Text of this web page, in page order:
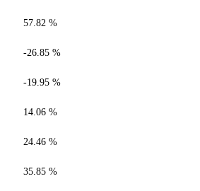
57.82 %
-26.85 %
-19.95 %
14.06 %
24.46 %
35.85 %